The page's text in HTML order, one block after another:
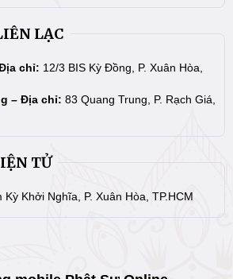
LẠC
chỉ: 12/3 BIS Kỳ Đồng, P. Xuân Hòa,
– Địa chỉ: 83 Quang Trung, P. Rạch Giá,
TỬ
Kỳ Khởi Nghĩa, P. Xuân Hòa, TP.HCM